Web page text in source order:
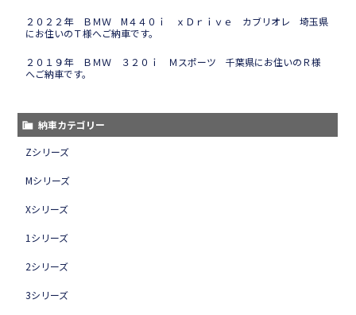
２０２２年 ＢＭＷ M４４０ｉ ｘＤｒｉｖｅ カブリオレ 埼玉県
にお住いのＴ様へご納車です。
２０１９年 ＢＭＷ ３２０ｉ Ｍスポーツ 千葉県にお住いのＲ様
へご納車です。
納車カテゴリー
Zシリーズ
Mシリーズ
Xシリーズ
1シリーズ
2シリーズ
3シリーズ